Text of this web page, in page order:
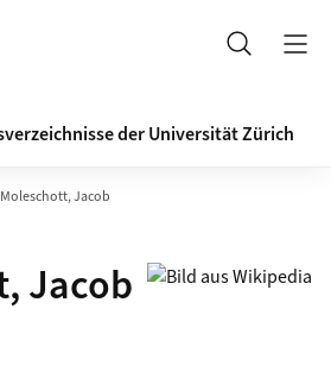
Suche
der Universität Zürich
Moleschott, Jacob
Jacob